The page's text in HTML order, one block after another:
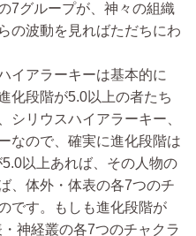
7グループが、神々の組織
の波動を見ればただちにわ
イアラーキーは基本的に
化段階が5.0以上の者たち
シリウスハイアラーキー、
なので、確実に進化段階は
以上あれば、その人物の
、体外・体表の各7つのチ
です。もしも進化段階が
神経叢の各7つのチャクラ